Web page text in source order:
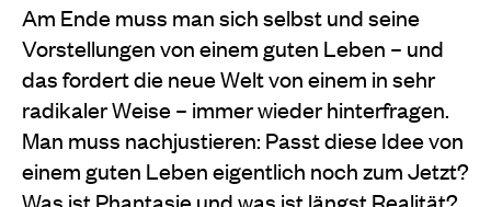
Am Ende muss man sich selbst und seine
Vorstellungen von einem guten Leben – und
das fordert die neue Welt von einem in sehr
radikaler Weise – immer wieder hinterfragen.
Man muss nachjustieren: Passt diese Idee von
einem guten Leben eigentlich noch zum Jetzt?
Was ist Phantasie und was ist längst Realität?